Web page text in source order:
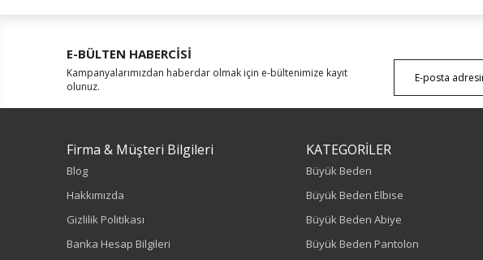
E-BÜLTEN HABERCİSİ
Kampanyalarımızdan haberdar olmak için e-bültenimize kayıt
olunuz.
Firma & Müşteri Bilgileri
Blog
Hakkımızda
Gizlilik Politikası
Banka Hesap Bilgileri
KATEGORİLER
Büyük Beden
Büyük Beden Elbise
Büyük Beden Abiye
Büyük Beden Pantolon